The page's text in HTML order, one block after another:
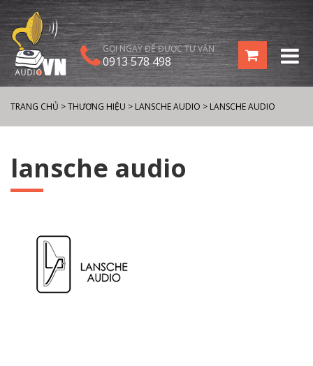
GỌI NGAY ĐỂ ĐƯỢC TƯ VẤN
0913 578 498
TRANG CHỦ >THƯƠNG HIỆU > LANSCHE AUDIO > LANSCHE AUDIO
lansche audio